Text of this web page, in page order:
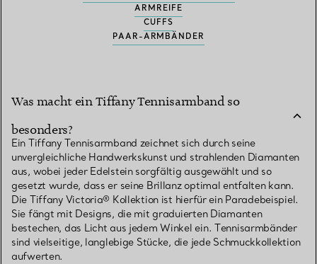
ARMREIFE
CUFFS
PAAR-ARMBÄNDER
Was macht ein Tiffany Tennisarmband so
besonders?
Ein Tiffany Tennisarmband zeichnet sich durch seine
unvergleichliche Handwerkskunst und strahlenden Diamanten
aus, wobei jeder Edelstein sorgfältig ausgewählt und so
gesetzt wurde, dass er seine Brillanz optimal entfalten kann.
Die Tiffany Victoria® Kollektion ist hierfür ein Paradebeispiel.
Sie fängt mit Designs, die mit graduierten Diamanten
bestechen, das Licht aus jedem Winkel ein. Tennisarmbänder
sind vielseitige, langlebige Stücke, die jede Schmuckkollektion
aufwerten.